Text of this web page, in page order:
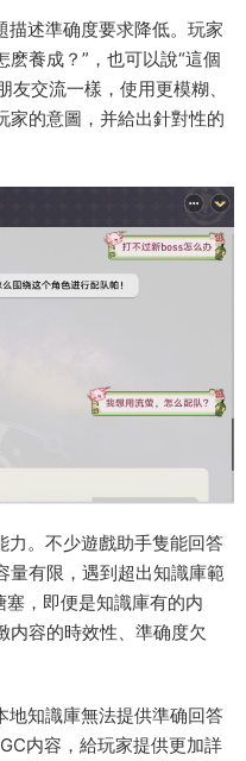
描述準确度要求降低。玩家
養成？”，也可以說“這個
友交流一樣，使用更模糊、
家的意圖，并給出針對性的
力。不少遊戲助手隻能回答
量有限，遇到超出知識庫範
塞，即便是知識庫有的内
内容的時效性、準确度欠
地知識庫無法提供準确回答
内容，給玩家提供更加詳